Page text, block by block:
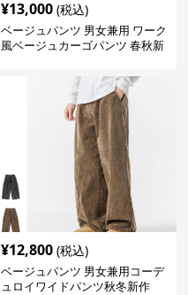
¥13,000 (税込)
ベージュパンツ 男女兼用 ワーク
風ベージュカーゴパンツ 春秋新
¥12,800 (税込)
ベージュパンツ 男女兼用コーデ
ュロイワイドパンツ秋冬新作